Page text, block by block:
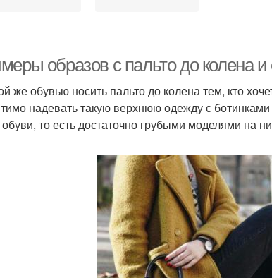
образов с пальто до колена
же обувью носить пальто до колена тем, кто
надевать такую верхнюю одежду с
обуви, то есть достаточно грубыми моделями на